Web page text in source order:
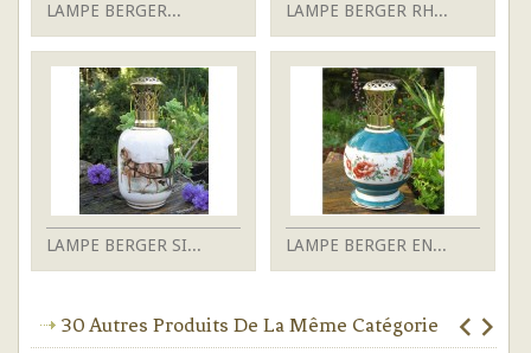
LAMPE BERGER... LAMPE BERGER RH...
LAMPE BERGER SI... LAMPE BERGER EN...
30 Autres Produits De La Même Catégorie